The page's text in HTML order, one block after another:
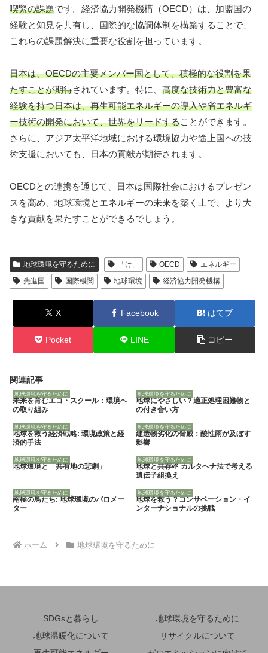
喫緊の課題です。経済協力開発機構（OECD）は、加盟国の
経験と知見を共有し、国際的な協調体制を構築することで、
これらの課題解決に重要な役割を担っています。
日本は、OECDの主要メンバー国として、積極的な役割を果
たすことが期待されています。特に、 高度な技術力と豊富な
経験を持つ日本は、再生可能エネルギーの導入や省エネルギ
ー技術の開発において、世界をリードすることができます。
さらに、アジア太平洋地域における環境協力や途上国への技
術支援においても、日本の貢献が期待されます。
OECDとの連携を通じて、日本は国際社会におけるプレゼン
スを高め、地球環境とエネルギーの未来を築く上で、より大
きな貢献を果たすことができるでしょう。
地球環境を守るために 「け」 OECD
エネルギー
先進国
国際機関 地球環境 経済協力開発機構
X Facebook はてブ
Pocket LINE コピー
関連記事
地球環境を守るために
未来を育むエコ・スクール：環境へ
の取り組み
地球環境を守るために
地球にやさしい？適正処理困難物と
の付き合い方
地球環境を守るために
地球を救う経済戦略: 環境政策と経
済的手法
地球環境を守るために
建造物劣化の脅威：酸性雨が及ぼす
影響
地球環境を守るために
地球環境と「共有地の悲劇」
地球環境を守るために
地球と共存🌱 カルタヘナ法で考える
遺伝子組換え
地球環境を守るために
南極の鳥たち: 地球環境のバロメー
ター
地球環境を守るために
地球を救う？コンサベーション・イ
ンターナショナルの挑戦
ホーム 地球環境を守るために
SDGsと暮らし
地球環境を守るために
地球温暖化について
リサイクルについて